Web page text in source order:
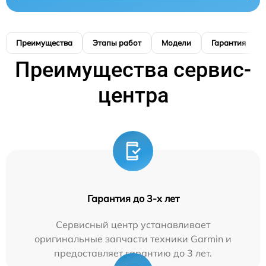
Преимущества Этапы работ Модели Гарантия
Преимущества сервис-
центра
Гарантия до 3-х лет
Сервисный центр устанавливает
оригинальные запчасти техники Garmin и
предоставляет гарантию до 3 лет.